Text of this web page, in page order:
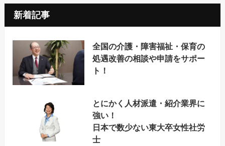
新着記事
全国の介護・障害福祉・保育の
処遇改善の相談や申請をサポー
ト！
とにかく人材派遣・紹介業界に
強い！
日本で数少ない東大卒女性社労
士